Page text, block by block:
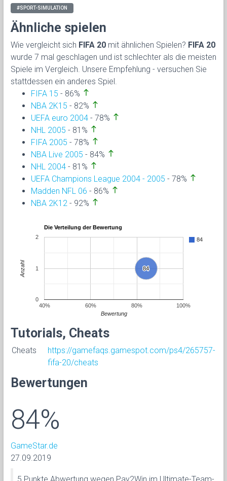
#SPORT-SIMULATION
Ähnliche spielen
Wie vergleicht sich FIFA 20 mit ähnlichen Spielen? FIFA 20
wurde 7 mal geschlagen und ist schlechter als die meisten
Spiele im Vergleich. Unsere Empfehlung - versuchen Sie
stattdessen ein anderes Spiel.
FIFA 15 - 86% north
NBA 2K15 - 82% north
UEFA euro 2004 - 78% north
NHL 2005 - 81% north
FIFA 2005 - 78% north
NBA Live 2005 - 84% north
NHL 2004 - 81% north
UEFA Champions League 2004 - 2005 - 78% north
Madden NFL 06 - 86% north
NBA 2K12 - 92% north
Die Verteilung der Bewertung
84
84
84
40% 60% 80% 100%
0
1
2
Bewertung
Anzahl
Tutorials, Cheats
Cheats
https://gamefaqs.gamespot.com/ps4/265757-
fifa-20/cheats
Bewertungen
84%
GameStar.de
27.09.2019
5 Punkte Abwertung wegen Pay2Win im Ultimate-Team-